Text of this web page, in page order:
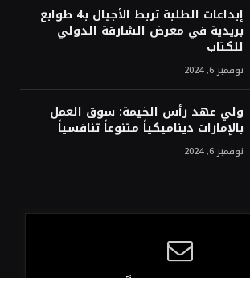
إبداعات الطلبة تربط الأجيال بـ4 طوابع
بريدية في معرض الشارقة الدولي
للكتاب
نوفمبر 6, 2024
ولي عهد رأس الخيمة: سوق العمل
بالإمارات ديناميكياً متنوعاً تنافسياً
نوفمبر 6, 2024